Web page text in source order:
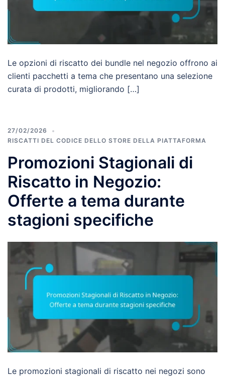
Le opzioni di riscatto dei bundle nel negozio offrono ai
clienti pacchetti a tema che presentano una selezione
curata di prodotti, migliorando […]
27/02/2026
RISCATTI DEL CODICE DELLO STORE DELLA PIATTAFORMA
Promozioni Stagionali di
Riscatto in Negozio:
Offerte a tema durante
stagioni specifiche
Le promozioni stagionali di riscatto nei negozi sono